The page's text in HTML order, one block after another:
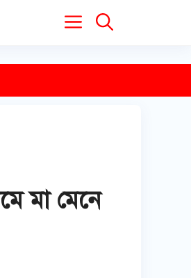
মা মেনে